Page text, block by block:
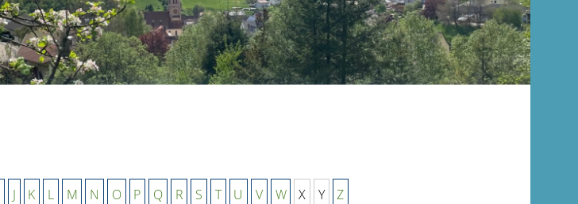
J K L M N O P Q R S T U V W X Y Z